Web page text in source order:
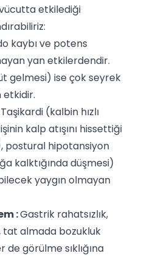
vücutta etkilediği
kaybı ve potens
yan etkilerdendir.
gelmesi) ise çok seyrek
etkidir.
Taşikardi (kalbin hızlı
kalp atışını hissettiği
postural hipotansiyon
kalktığında düşmesi)
yaygın olmayan
:Gastrik rahatsızlık,
tat almada bozukluk
görülme sıklığına